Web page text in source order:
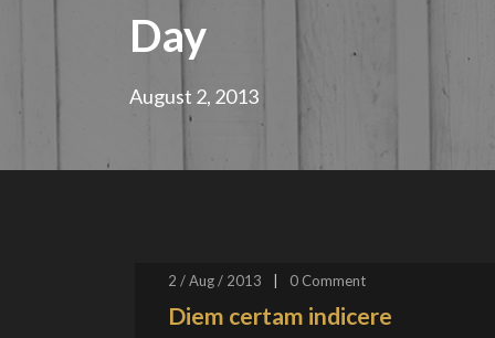
Day
August 2, 2013
2 / Aug / 2013 0 Comment
Diem certam indicere